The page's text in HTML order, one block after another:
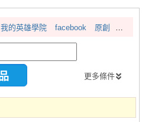
我的英雄學院 facebook 原創
更多條件